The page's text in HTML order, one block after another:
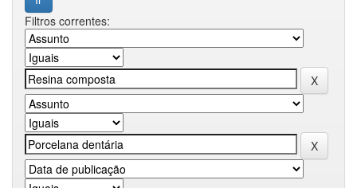
Filtros correntes: